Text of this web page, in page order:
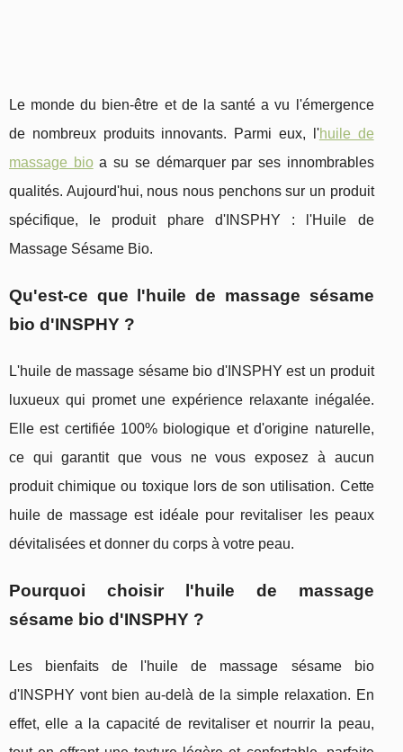
Le monde du bien-être et de la santé a vu l'émergence
de nombreux produits innovants. Parmi eux, l'huile de
massage bioa su se démarquer par ses innombrables
qualités. Aujourd'hui, nous nous penchons sur un produit
spécifique, le produit phare d'INSPHY : l'Huile de
Massage Sésame Bio.
Qu'est-ce que l'huile de massage sésame
bio d'INSPHY ?
L'huile de massage sésame bio d'INSPHY est un produit
luxueux qui promet une expérience relaxante inégalée.
Elle est certifiée 100% biologique et d'origine naturelle,
ce qui garantit que vous ne vous exposez à aucun
produit chimique ou toxique lors de son utilisation. Cette
huile de massage est idéale pour revitaliser les peaux
dévitalisées et donner du corps à votre peau.
Pourquoi choisir l'huile de massage
sésame bio d'INSPHY ?
Les bienfaits de l'huile de massage sésame bio
d'INSPHY vont bien au-delà de la simple relaxation. En
effet, elle a la capacité de revitaliser et nourrir la peau,